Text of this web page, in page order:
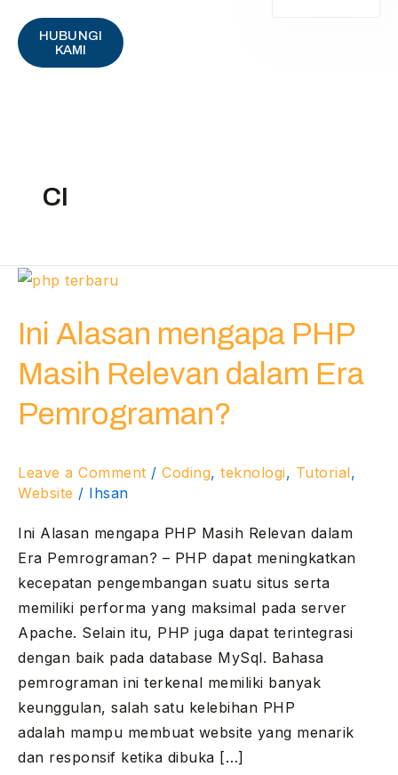
HUBUNGI
KAMI
CI
Ini Alasan mengapa PHP
Masih Relevan dalam Era
Pemrograman?
Leave a Comment / Coding, teknologi, Tutorial,
Website / Ihsan
Ini Alasan mengapa PHP Masih Relevan dalam
Era Pemrograman? – PHP dapat meningkatkan
kecepatan pengembangan suatu situs serta
memiliki performa yang maksimal pada server
Apache. Selain itu, PHP juga dapat terintegrasi
dengan baik pada database MySql. Bahasa
pemrograman ini terkenal memiliki banyak
keunggulan, salah satu kelebihan PHP
adalah mampu membuat website yang menarik
dan responsif ketika dibuka […]
Ini
mengapa
Masih
Relevan
dalam
Pemrograman?